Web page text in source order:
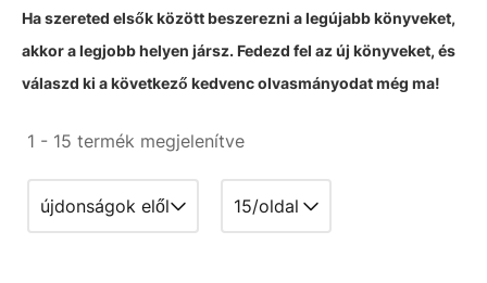
Ha szereted elsők között beszerezni a legújabb könyveket,
akkor a legjobb helyen jársz. Fedezd fel az új könyveket, és
válaszd ki a következő kedvenc olvasmányodat még ma!
1 - 15 termék megjelenítve